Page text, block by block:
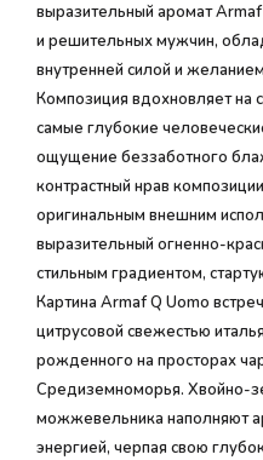
выразительный аромат
и решительных мужчин,
внутренней силой и
Композиция вдохновляет на
самые глубокие
ощущение беззаботного
контрастный нрав
оригинальным внешним
выразительный огненно-
стильным градиентом,
Картина Armaf Q Uomo
цитрусовой свежестью
рожденного на просторах
Средиземноморья. Хвойно-
можжевельника наполняют
энергией, черпая свою